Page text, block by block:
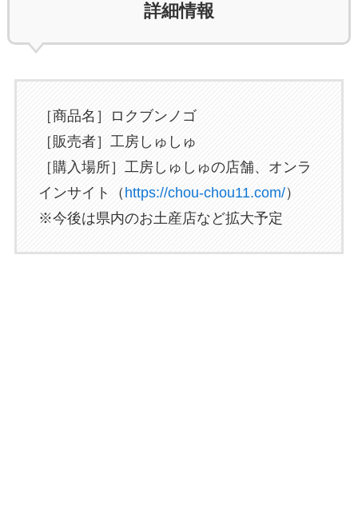
詳細情報
［商品名］ロクブンノゴ
［販売者］工房しゅしゅ
［購入場所］工房しゅしゅの店舗、オンラ
インサイト（ https://chou-chou11.com/）
※今後は県内のお土産店など拡大予定